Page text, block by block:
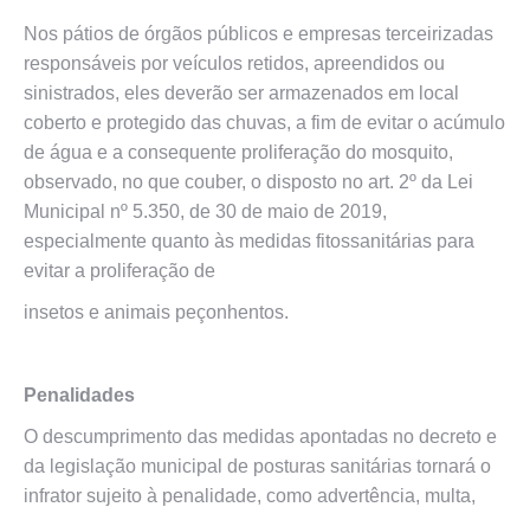
Nos pátios de órgãos públicos e empresas terceirizadas
responsáveis por veículos retidos, apreendidos ou
sinistrados, eles deverão ser armazenados em local
coberto e protegido das chuvas, a fim de evitar o acúmulo
de água e a consequente proliferação do mosquito,
observado, no que couber, o disposto no art. 2º da Lei
Municipal nº 5.350, de 30 de maio de 2019,
especialmente quanto às medidas fitossanitárias para
evitar a proliferação de
insetos e animais peçonhentos.
Penalidades
O descumprimento das medidas apontadas no decreto e
da legislação municipal de posturas sanitárias tornará o
infrator sujeito à penalidade, como advertência, multa,